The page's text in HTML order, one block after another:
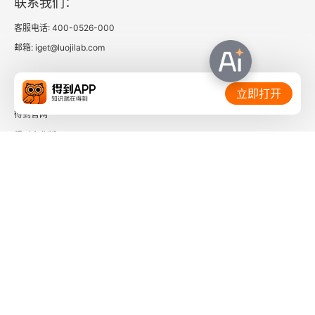
10
11
12
客服电话: 400-0526-000
邮箱: iget@luojilab.com
相关链接：
得到官网
立即打开